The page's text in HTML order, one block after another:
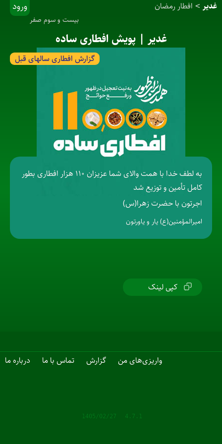
غدیر > افطار رمضان ورود
بیست و سوم صفر
غدیر | پویش افطاری ساده
گزارش افطاری سالهای قبل
به لطف خدا با همت والای شما عزیزان ۱۱۰ هزار افطاری بطور
کامل تأمین و توزیع شد
اجرتون با حضرت زهرا(س)
امیرالمؤمنین(ع) یار و یاورتون
کپی لینک
واریزی‌های من گزارش تماس با ما درباره ما
4.7.1
1405/02/27